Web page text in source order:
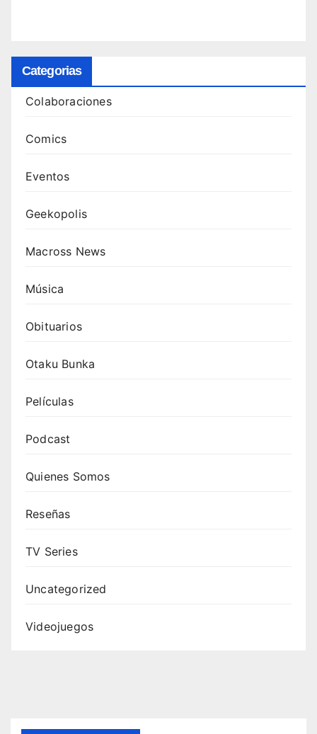
Categorias
Colaboraciones
Comics
Eventos
Geekopolis
Macross News
Música
Obituarios
Otaku Bunka
Películas
Podcast
Quienes Somos
Reseñas
TV Series
Uncategorized
Videojuegos